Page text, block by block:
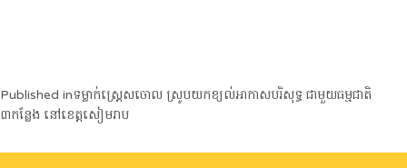
Post
navigation
Published inទម្លាក់ស្រ្តេសចោល ស្រូបយកខ្យល់អាកាសបរិសុទ្ធ ជាមួយធម្មជាតិ
៣កន្លែង នៅខេត្តសៀមរាប